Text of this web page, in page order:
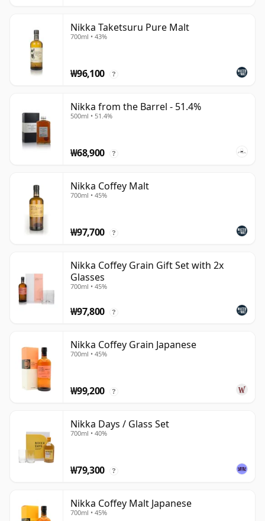
Nikka Taketsuru Pure Malt
700ml • 43%
₩96,100 ?
Nikka from the Barrel - 51.4%
500ml • 51.4%
₩68,900 ?
Nikka Coffey Malt
700ml • 45%
₩97,700 ?
Nikka Coffey Grain Gift Set with 2x
Glasses
700ml • 45%
₩97,800 ?
Nikka Coffey Grain Japanese
700ml • 45%
₩99,200 ?
Nikka Days / Glass Set
700ml • 40%
₩79,300 ?
Nikka Coffey Malt Japanese
700ml • 45%